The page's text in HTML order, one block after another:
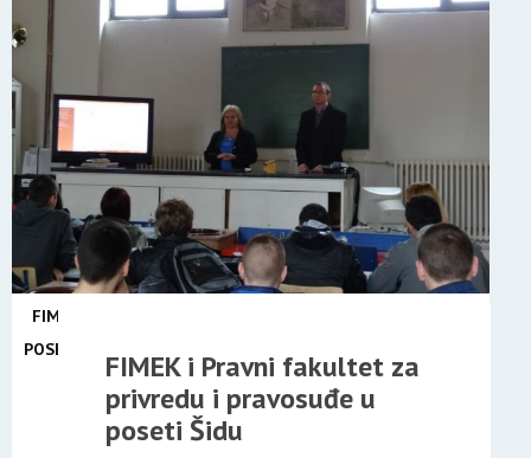
FIMEK
POSETI
FIMEK i Pravni fakultet za
privredu i pravosuđe u
poseti Šidu